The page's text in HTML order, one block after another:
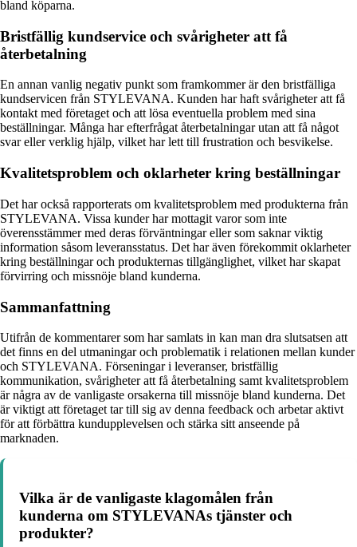
bland köparna.
Bristfällig kundservice och svårigheter att få
återbetalning
En annan vanlig negativ punkt som framkommer är den bristfälliga
kundservicen från STYLEVANA. Kunden har haft svårigheter att få
kontakt med företaget och att lösa eventuella problem med sina
beställningar. Många har efterfrågat återbetalningar utan att få något
svar eller verklig hjälp, vilket har lett till frustration och besvikelse.
Kvalitetsproblem och oklarheter kring beställningar
Det har också rapporterats om kvalitetsproblem med produkterna från
STYLEVANA. Vissa kunder har mottagit varor som inte
överensstämmer med deras förväntningar eller som saknar viktig
information såsom leveransstatus. Det har även förekommit oklarheter
kring beställningar och produkternas tillgänglighet, vilket har skapat
förvirring och missnöje bland kunderna.
Sammanfattning
Utifrån de kommentarer som har samlats in kan man dra slutsatsen att
det finns en del utmaningar och problematik i relationen mellan kunder
och STYLEVANA. Förseningar i leveranser, bristfällig
kommunikation, svårigheter att få återbetalning samt kvalitetsproblem
är några av de vanligaste orsakerna till missnöje bland kunderna. Det
är viktigt att företaget tar till sig av denna feedback och arbetar aktivt
för att förbättra kundupplevelsen och stärka sitt anseende på
marknaden.
Vilka är de vanligaste klagomålen från
kunderna om STYLEVANAs tjänster och
produkter?